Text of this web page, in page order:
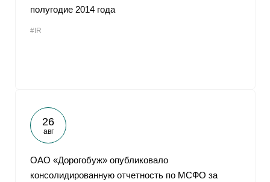
полугодие 2014 года
#IR
26
авг
ОАО «Дорогобуж» опубликовало
консолидированную отчетность по МСФО за